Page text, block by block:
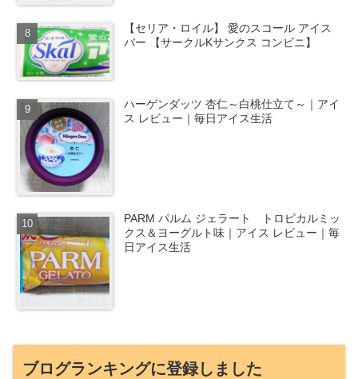
【セリア・ロイル】 愛のスコール アイス
バー 【サークルKサンクス コンビニ】
ハーゲンダッツ 杏仁～白桃仕立て～｜アイ
ス レビュー｜毎日アイス生活
PARM パルム ジェラート トロピカルミッ
クス＆ヨーグルト味｜アイス レビュー｜毎
日アイス生活
ブログランキングに登録しました